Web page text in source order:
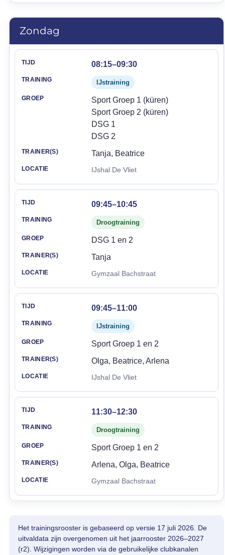
Zondag
Tijd Groep Trainer(s)
08:15–09:30
IJstraining
Sport Groep 1 (küren)
Sport Groep 2 (küren)
DSG 1
DSG 2
Tanja, Beatrice
IJshal De Vliet
09:45–10:45
Droogtraining
DSG 1 en 2
Tanja
Gymzaal Bachstraat
09:45–11:00
IJstraining
Sport Groep 1 en 2
Olga, Beatrice, Arlena
IJshal De Vliet
11:30–12:30
Droogtraining
Sport Groep 1 en 2
Arlena, Olga, Beatrice
Gymzaal Bachstraat
Het trainingsrooster is gebaseerd op versie 17 juli 2026. De
uitvaldata zijn overgenomen uit het jaarrooster 2026–2027
(r2). Wijzigingen worden via de gebruikelijke clubkanalen